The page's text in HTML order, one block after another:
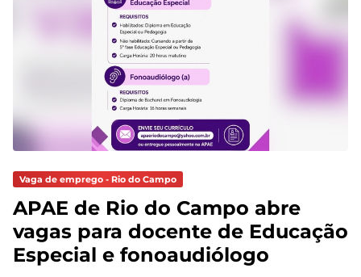
Vaga de emprego - Rio do Campo
APAE de Rio do Campo abre
vagas para docente de Educação
Especial e fonoaudiólogo